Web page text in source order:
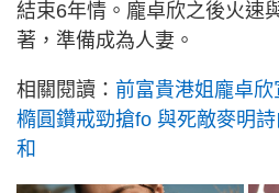
結束6年情。龐卓欣之後火速
著，準備成為人妻。
相關閱讀： 前富貴港姐龐卓
橢圓鑽戒勁搶fo 與死敵麥明
和